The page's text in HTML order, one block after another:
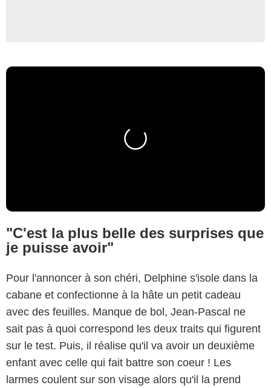
"C'est la plus belle des surprises que
je puisse avoir"
Pour l'annoncer à son chéri, Delphine s'isole dans la
cabane et confectionne à la hâte un petit cadeau
avec des feuilles. Manque de bol, Jean-Pascal ne
sait pas à quoi correspond les deux traits qui figurent
sur le test. Puis, il réalise qu'il va avoir un deuxième
enfant avec celle qui fait battre son coeur ! Les
larmes coulent sur son visage alors qu'il la prend